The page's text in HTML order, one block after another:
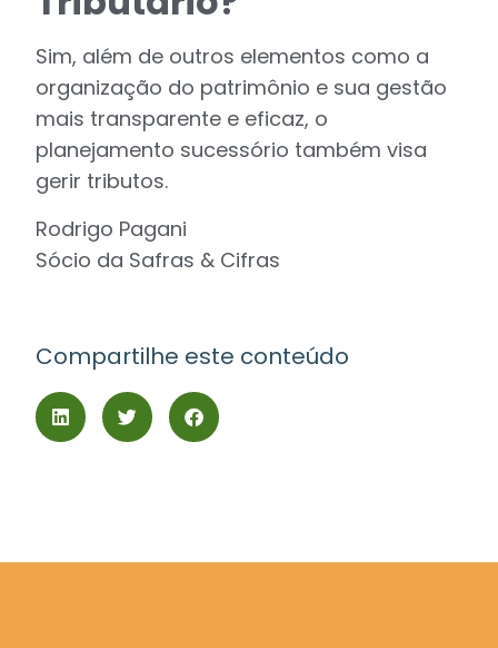
Sim, além de outros elementos como a
organização do patrimônio e sua gestão
mais transparente e eficaz, o
planejamento sucessório também visa
gerir tributos.
Rodrigo Pagani
Sócio da Safras & Cifras
Compartilhe este conteúdo